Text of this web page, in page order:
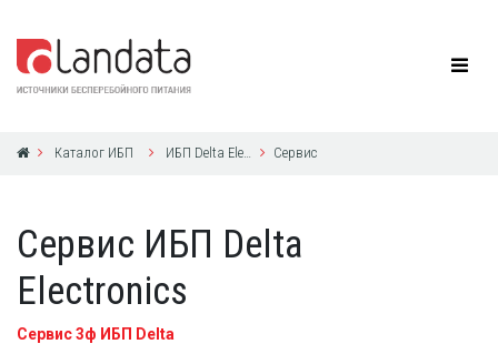
Каталог ИБП ИБП Delta Electronics Сервис
Сервис ИБП Delta
Electronics
Сервис 3ф ИБП Delta